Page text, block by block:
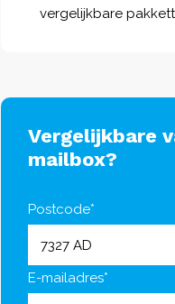
vergelijkbare
Vergelijkbare
mailbox?
Postcode*
E-mailadres*